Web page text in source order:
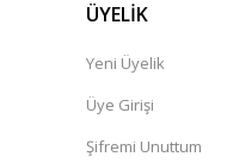
ÜYELİK
Yeni Üyelik
Üye Girişi
Şifremi Unuttum